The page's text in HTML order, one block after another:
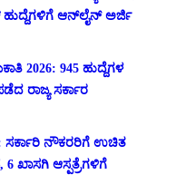
ಆನ್‌ಲೈನ್ ಅರ್ಜಿ
2026: 945 ಹುದ್ದೆಗಳ
ರಾಜ್ಯ ಸರ್ಕಾರ
ಸರ್ಕಾರಿ ನೌಕರರಿಗೆ ಉಚಿತ
ಖಾಸಗಿ ಆಸ್ಪತ್ರೆಗಳಿಗೆ